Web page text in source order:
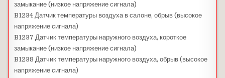
замыкание (низкое напряжение сигнала)
B1234 Датчик температуры воздуха в салоне, обрыв (высокое
напряжение сигнала)
B1237 Датчик температуры наружного воздуха, короткое
замыкание (низкое напряжение сигнала)
B1238 Датчик температуры наружного воздуха, обрыв (высокое
напряжение сигнала)